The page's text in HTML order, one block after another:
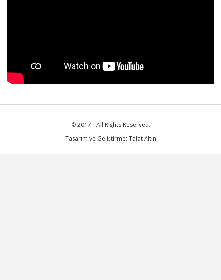
© 2017 - All Rights Reserved.
Tasarım ve Geliştirme: Talat Altın